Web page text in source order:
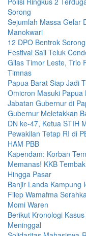
Sorong
Sejumlah Massa Gelar
Manokwari
12 DPO Bentrok
Festival Sail Teluk
Gilas Timor Leste, Trio
Timnas
Papua Barat Siap Jadi
Omicron Masuki Papua
Jabatan Gubernur di
Gubernur Meletakkan
DN ke-47, Ketua STIH
Pewakilan Tetap RI di
HAM PBB
Kapendam: Korban
Memanas! KKB
Hingga Pasar
Banjir Landa Kampung
Filep Wamafma
Momi Waren
Berikut Kronologi
Meninggal